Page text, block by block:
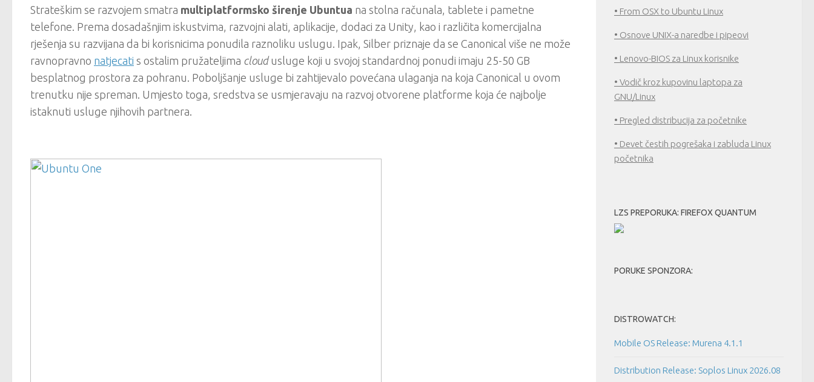
Strateškim se razvojem smatra multiplatformsko širenje Ubuntua na stolna računala, tablete i pametne
telefone. Prema dosadašnjim iskustvima, razvojni alati, aplikacije, dodaci za Unity, kao i različita komercijalna
rješenja su razvijana da bi korisnicima ponudila raznoliku uslugu. Ipak, Silber priznaje da se Canonical više ne može
ravnopravno natjecati s ostalim pružateljima cloudusluge koji u svojoj standardnoj ponudi imaju 25-50 GB
besplatnog prostora za pohranu. Poboljšanje usluge bi zahtijevalo povećana ulaganja na koja Canonical u ovom
trenutku nije spreman. Umjesto toga, sredstva se usmjeravaju na razvoj otvorene platforme koja će najbolje
istaknuti usluge njihovih partnera.
• From OSX to Ubuntu Linux
• Osnove UNIX-a naredbe i pipeovi
• Lenovo-BIOS za Linux korisnike
• Vodič kroz kupovinu laptopa za
GNU/Linux
• Pregled distribucija za početnike
• Devet čestih pogrešaka i zabluda Linux
početnika
LZS PREPORUKA: FIREFOX QUANTUM
PORUKE SPONZORA:
DISTROWATCH:
Mobile OS Release: Murena 4.1.1
Distribution Release: Soplos Linux 2026.08